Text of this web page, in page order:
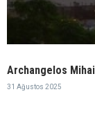
Archangelos
31 Ağustos 2025